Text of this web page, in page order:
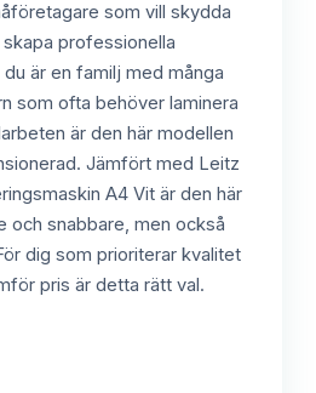
som vill skydda
professionella
är en familj med många
som ofta behöver laminera
är den här modellen
Jämfört med Leitz
A4 Vit är den här
och snabbare, men också
dig som prioriterar kvalitet
pris är detta rätt val.